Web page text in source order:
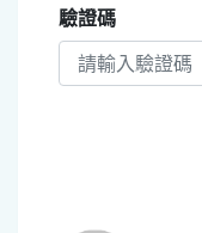
驗證碼